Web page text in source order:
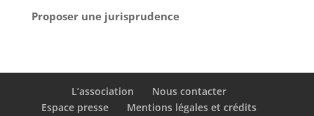
Proposer une jurisprudence
L’association
Nous contacter
Espace presse
Mentions légales et crédits